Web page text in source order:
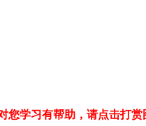
学习有帮助，请点击打赏